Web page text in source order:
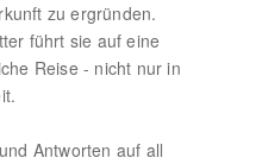
zu ergründen.
führt sie auf eine
Reise - nicht nur in
Antworten auf all